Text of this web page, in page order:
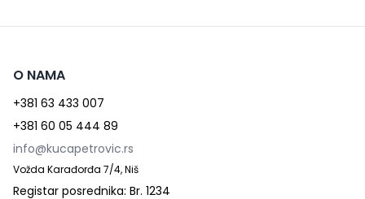
O NAMA
+381 63 433 007
+381 60 05 444 89
info@kucapetrovic.rs
Vožda Karađorđa 7/4, Niš
Registar posrednika: Br. 1234